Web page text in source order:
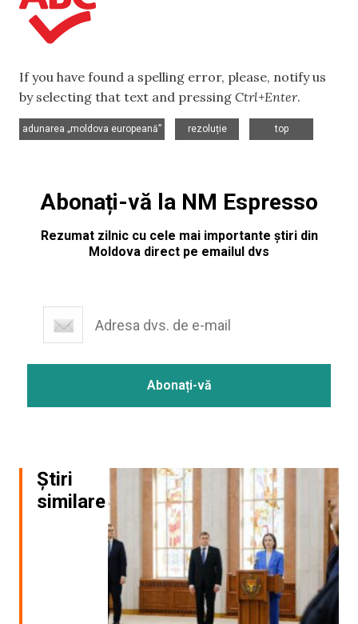
If you have found a spelling error, please, notify us
by selecting that text and pressing Ctrl+Enter.
adunarea „moldova europeană”
rezoluție
top
Abonați-vă la NM Espresso
Rezumat zilnic cu cele mai importante știri din
Moldova direct pe emailul dvs
Știri
similare